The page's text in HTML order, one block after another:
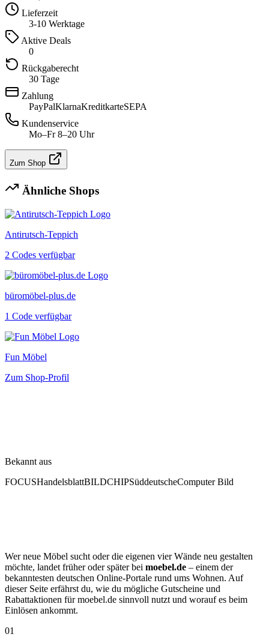
Lieferzeit
3-10 Werktage
Aktive Deals
0
Rückgaberecht
30 Tage
Zahlung
PayPalKlarnaKreditkarteSEPA
Kundenservice
Mo–Fr 8–20 Uhr
Zum Shop
Ähnliche Shops
Antirutsch-Teppich
2 Codes verfügbar
büromöbel-plus.de
1 Code verfügbar
Fun Möbel
Zum Shop-Profil
Bekannt aus
FOCUSHandelsblattBILDCHIPSüddeutscheComputer Bild
Wer neue Möbel sucht oder die eigenen vier Wände neu gestalten
möchte, landet früher oder später bei moebel.de – einem der
bekanntesten deutschen Online-Portale rund ums Wohnen. Auf
dieser Seite erfährst du, wie du mögliche Gutscheine und
Rabattaktionen für moebel.de sinnvoll nutzt und worauf es beim
Einlösen ankommt.
01